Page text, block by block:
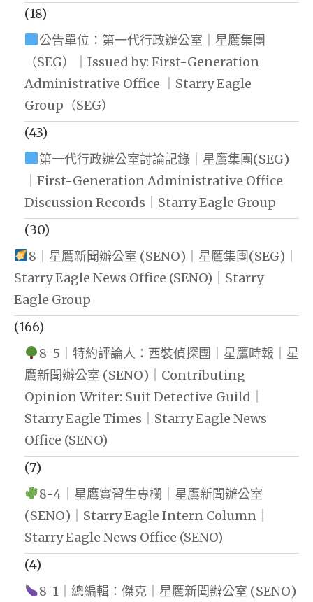
(18)
公告單位：第一代行政辦公室｜星鷹集團
（SEG）｜Issued by: First-Generation
Administrative Office ｜Starry Eagle
Group（SEG）
(43)
第一代行政辦公室討論記錄｜星鷹集團(SEG)
｜First-Generation Administrative Office
Discussion Records｜Starry Eagle Group
(30)
8｜星鷹新聞辦公室 (SENO)｜星鷹集團(SEG)｜
Starry Eagle News Office (SENO)｜Starry
Eagle Group
(166)
8-5｜特約評論人：西裝偵探團｜星鷹時報｜星
鷹新聞辦公室 (SENO)｜Contributing
Opinion Writer: Suit Detective Guild｜
Starry Eagle Times｜Starry Eagle News
Office (SENO)
(7)
8-4｜星鷹實習生專欄｜星鷹新聞辦公室
(SENO)｜Starry Eagle Intern Column｜
Starry Eagle News Office (SENO)
(4)
8-1｜總編輯：傑克｜星鷹新聞辦公室 (SENO)